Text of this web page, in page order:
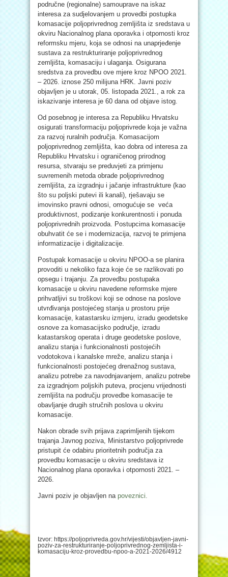
područne (regionalne) samouprave na iskaz
interesa za sudjelovanjem u provedbi postupka
komasacije poljoprivrednog zemljišta iz sredstava u
okviru Nacionalnog plana oporavka i otpornosti kroz
reformsku mjeru, koja se odnosi na unaprjeđenje
sustava za restrukturiranje poljoprivrednog
zemljišta, komasaciju i ulaganja. Osigurana
sredstva za provedbu ove mjere kroz NPOO 2021.
– 2026. iznose 250 milijuna HRK. Javni poziv
objavljen je u utorak, 05. listopada 2021., a rok za
iskazivanje interesa je 60 dana od objave istog.
Od posebnog je interesa za Republiku Hrvatsku
osigurati transformaciju poljoprivrede koja je važna
za razvoj ruralnih područja. Komasacijom
poljoprivrednog zemljišta, kao dobra od interesa za
Republiku Hrvatsku i ograničenog prirodnog
resursa, stvaraju se preduvjeti za primjenu
suvremenih metoda obrade poljoprivrednog
zemljišta, za izgradnju i jačanje infrastrukture (kao
što su poljski putevi ili kanali), rješavaju se
imovinsko pravni odnosi, omogućuje se veća
produktivnost, podizanje konkurentnosti i ponuda
poljoprivrednih proizvoda. Postupcima komasacije
obuhvatit će se i modernizacija, razvoj te primjena
informatizacije i digitalizacije.
Postupak komasacije u okviru NPOO-a se planira
provoditi u nekoliko faza koje će se razlikovati po
opsegu i trajanju. Za provedbu postupaka
komasacije u okviru navedene reformske mjere
prihvatljivi su troškovi koji se odnose na poslove
utvrđivanja postojećeg stanja u prostoru prije
komasacije, katastarsku izmjeru, izradu geodetske
osnove za komasacijsko područje, izradu
katastarskog operata i druge geodetske poslove,
analizu stanja i funkcionalnosti postojećih
vodotokova i kanalske mreže, analizu stanja i
funkcionalnosti postojećeg drenažnog sustava,
analizu potrebe za navodnjavanjem, analizu potrebe
za izgradnjom poljskih puteva, procjenu vrijednosti
zemljišta na području provedbe komasacije te
obavljanje drugih stručnih poslova u okviru
komasacije.
Nakon obrade svih prijava zaprimljenih tijekom
trajanja Javnog poziva, Ministarstvo poljoprivrede
pristupit će odabiru prioritetnih područja za
provedbu komasacije u okviru sredstava iz
Nacionalnog plana oporavka i otpornosti 2021. –
2026.
Javni poziv je objavljen na poveznici.
Izvor: https://poljoprivreda.gov.hr/vijesti/objavljen-javni-
poziv-za-restrukturiranje-poljoprivrednog-zemljista-i-
komasaciju-kroz-provedbu-npoo-a-2021-2026/4912